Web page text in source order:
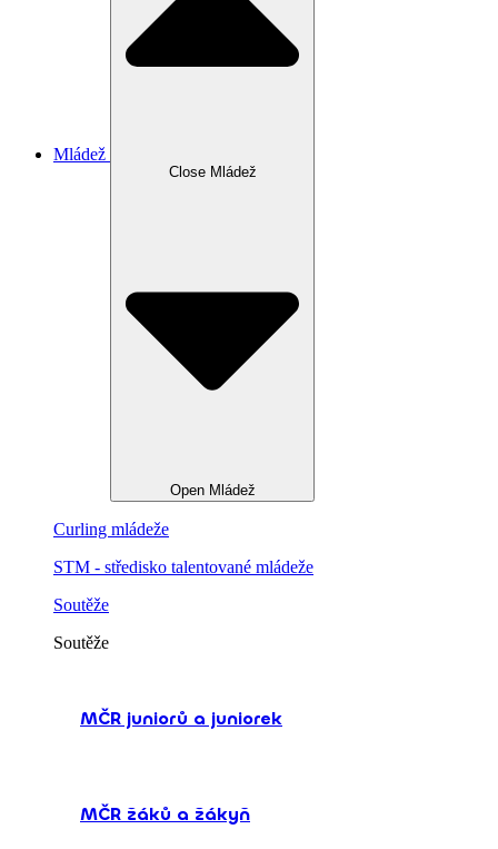
Mládež
Close Mládež
Open Mládež
Curling mládeže
STM - středisko talentované mládeže
Soutěže
Soutěže
MČR juniorů a juniorek
MČR žáků a žákyň